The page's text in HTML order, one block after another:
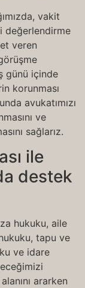
vakit
değerlendirme
veren
günü içinde
korunması
avukatımızı
ve
sağlarız.
ile
destek
hukuku, aile
tapu ve
ve idare
ararken